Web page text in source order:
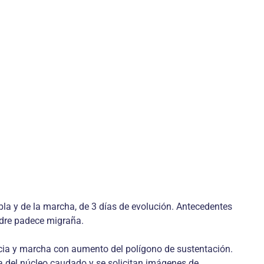
y de la marcha, de 3 días de evolución. Antecedentes
padece migraña.
y marcha con aumento del polígono de sustentación.